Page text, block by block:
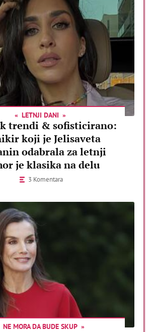
LETNJI DANI
trendi & sofisticirano:
koji je Jelisaveta
odabrala za letnji
je klasika na delu
3 Komentara
NE MORA DA BUDE SKUP